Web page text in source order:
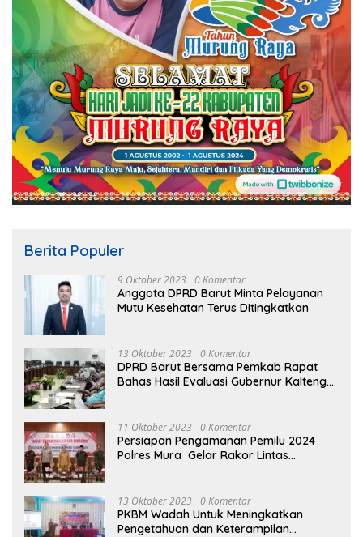
Berita Populer
9 Oktober 2023 0 Komentar
Anggota DPRD Barut Minta Pelayanan
Mutu Kesehatan Terus Ditingkatkan
13 Oktober 2023 0 Komentar
DPRD Barut Bersama Pemkab Rapat
Bahas Hasil Evaluasi Gubernur Kalteng
11 Oktober 2023 0 Komentar
Persiapan Pengamanan Pemilu 2024
Polres Mura Gelar Rakor Lintas
13 Oktober 2023 0 Komentar
PKBM Wadah Untuk Meningkatkan
Pengetahuan dan Keterampilan